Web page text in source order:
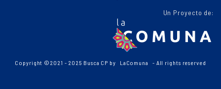
Un Proyecto de:
Copyright ©2021 - 2025 Busca CP by LaComuna - All rights reserved